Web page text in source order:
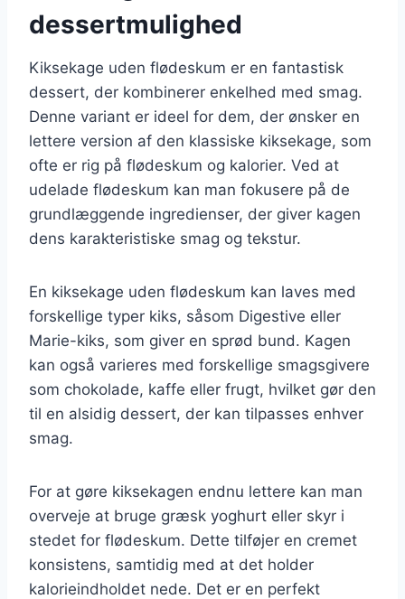
dessertmulighed
Kiksekage uden flødeskum er en fantastisk
dessert, der kombinerer enkelhed med smag.
Denne variant er ideel for dem, der ønsker en
lettere version af den klassiske kiksekage, som
ofte er rig på flødeskum og kalorier. Ved at
udelade flødeskum kan man fokusere på de
grundlæggende ingredienser, der giver kagen
dens karakteristiske smag og tekstur.
En kiksekage uden flødeskum kan laves med
forskellige typer kiks, såsom Digestive eller
Marie-kiks, som giver en sprød bund. Kagen
kan også varieres med forskellige smagsgivere
som chokolade, kaffe eller frugt, hvilket gør den
til en alsidig dessert, der kan tilpasses enhver
smag.
For at gøre kiksekagen endnu lettere kan man
overveje at bruge græsk yoghurt eller skyr i
stedet for flødeskum. Dette tilføjer en cremet
konsistens, samtidig med at det holder
kalorieindholdet nede. Det er en perfekt